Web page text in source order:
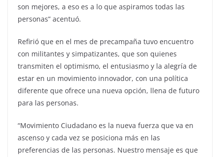
son mejores, a eso es a lo que aspiramos todas las
personas” acentuó.
Refirió que en el mes de precampaña tuvo encuentro
con militantes y simpatizantes, que son quienes
transmiten el optimismo, el entusiasmo y la alegría de
estar en un movimiento innovador, con una política
diferente que ofrece una nueva opción, llena de futuro
para las personas.
“Movimiento Ciudadano es la nueva fuerza que va en
ascenso y cada vez se posiciona más en las
preferencias de las personas. Nuestro mensaje es que